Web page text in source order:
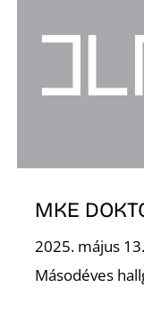
MKE
2025. május
Másodéves